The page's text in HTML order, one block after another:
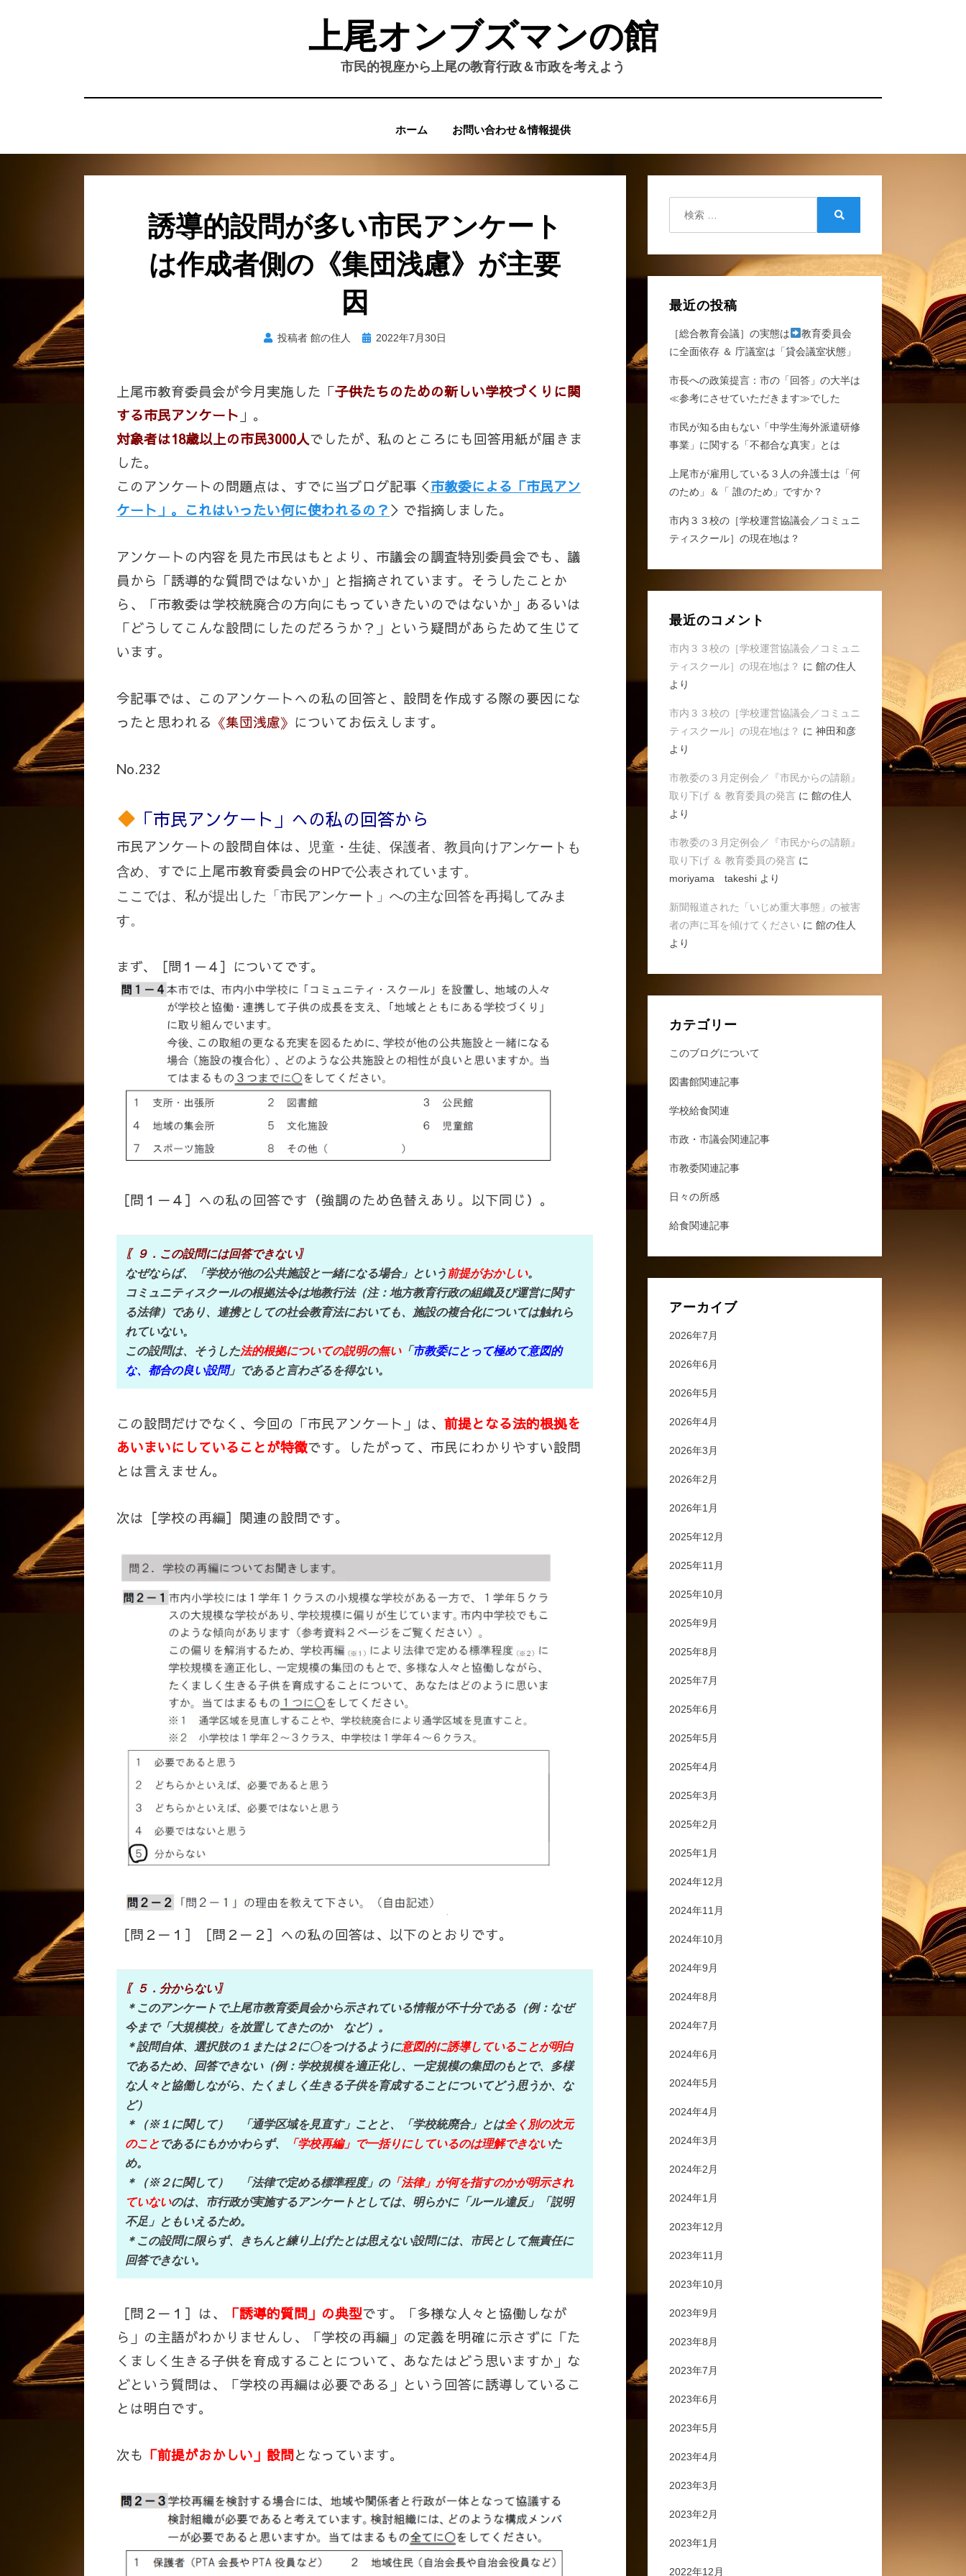
上尾オンブズマンの館
市民的視座から上尾の教育行政＆市政を考えよう
ホーム お問い合わせ＆情報提供
誘導的設問が多い市民アンケート
は作成者側の《集団浅慮》が主要
因
投稿者 館の住人
投 2022年7月30日
上尾市教育委員会が今月実施した 「子供たちのための新しい学校づくりに関
する市民アンケート 」。
対象者は18歳以上の市民3000人でしたが、私のところにも回答用紙が届きま
した。
このアンケートの問題点は、すでに当ブログ記事＜市教委による「市民アン
ケート」。これはいったい何に使われるの？＞で指摘しました。
アンケートの内容を見た市民はもとより、市議会の調査特別委員会でも、議
員から「誘導的な質問ではないか」と指摘されています。そうしたことか
ら、「市教委は学校統廃合の方向にもっていきたいのではないか」あるいは
「どうしてこんな設問にしたのだろうか？」という疑問があらためて生じて
います。
今記事では、このアンケートへの私の回答と、設問を作成する際の要因にな
ったと思われる 《集団浅慮》 についてお伝えします。
No.232
「市民アンケート」への私の回答から
市民アンケートの設問自体は、
児童・生徒、保護者、教員向けアンケートも
含め、 すでに上尾市教育委員会のHPで公表されています。
ここでは、私が提出した「市民アンケート」への主な回答を再掲してみま
す。
まず、［問１－４］についてです。
［問１－４］への私の回答です（強調のため色替えあり。以下同じ）。
〖９．この設問には回答できない〗
なぜならば、「学校が他の公共施設と一緒になる場合」という 前提がおかしい。
コミュニティスクールの根拠法令は地教行法（注：地方教育行政の組織及び運営に関す
る法律）であり、連携としての社会教育法においても、施設の複合化については触れら
れていない。
この設問は、そうした法的根拠についての説明の無い「 市教委にとって極めて意図的
な、都合の良い設問」であると言わざるを得ない。
この設問だけでなく、今回の「市民アンケート」は、 前提となる法的根拠を
あいまいにしていることが特徴です。したがって、市民にわかりやすい設問
とは言えません。
次は［学校の再編］関連の設問です。
［問２－１］［問２－２］への私の回答は、以下のとおりです。
〖５．分からない〗
＊このアンケートで上尾市教育委員会から示されている情報が不十分である（例：なぜ
今まで「大規模校」を放置してきたのか など）。
＊設問自体、選択肢の１または２に〇をつけるように意図的に誘導していることが明白
であるため、回答できない（例：学校規模を適正化し、一定規模の集団のもとで、多様
な人々と協働しながら、たくましく生きる子供を育成することについてどう思うか、な
ど）
＊（※１に関して） 「通学区域を見直す」ことと、「学校統廃合」とは全く別の次元
のことであるにもかかわらず、 「学校再編」で一括りにしているのは理解できないた
め。
＊（※２に関して） 「法律で定める標準程度」の「法律」が何を指すのかが明示され
ていないのは、市行政が実施するアンケートとしては、明らかに「ルール違反」「説明
不足」ともいえるため。
＊この設問に限らず、きちんと練り上げたとは思えない設問には、市民として無責任に
回答できない。
［問２－１］は、 「誘導的質問」の典型です。「多様な人々と協働しなが
ら」の主語がわかりませんし、「学校の再編」の定義を明確に示さずに「た
くましく生きる子供を育成することについて、あなたはどう思いますか」な
どという質問は、「学校の再編は必要である」という回答に誘導しているこ
とは明白です。
次も 「前提がおかしい」設問となっています。
最近の投稿
［総合教育会議］の実態は
教育委員会
に全面依存 ＆ 庁議室は「貸会議室状態」
市長への政策提言：市の「回答」の大半は
≪参考にさせていただきます≫でした
市民が知る由もない「中学生海外派遣研修
事業」に関する「不都合な真実」とは
上尾市が雇用している３人の弁護士は「何
のため」＆「 誰のため」ですか？
市内３３校の［学校運営協議会／コミュニ
ティスクール］の現在地は？
最近のコメント
市内３３校の［学校運営協議会／コミュニ
ティスクール］の現在地は？ に 館の住人
より
市内３３校の［学校運営協議会／コミュニ
ティスクール］の現在地は？ に 神田和彦
より
市教委の３月定例会／『市民からの請願』
取り下げ ＆ 教育委員の発言に 館の住人
より
市教委の３月定例会／『市民からの請願』
取り下げ ＆ 教育委員の発言に
moriyama takeshiより
新聞報道された「いじめ重大事態」の被害
者の声に耳を傾けてください に 館の住人
より
カテゴリー
このブログについて
図書館関連記事
学校給食関連
市政・市議会関連記事
市教委関連記事
日々の所感
給食関連記事
アーカイブ
2026年7月
2026年6月
2026年5月
2026年4月
2026年3月
2026年2月
2026年1月
2025年12月
2025年11月
2025年10月
2025年9月
2025年8月
2025年7月
2025年6月
2025年5月
2025年4月
2025年3月
2025年2月
2025年1月
2024年12月
2024年11月
2024年10月
2024年9月
2024年8月
2024年7月
2024年6月
2024年5月
2024年4月
2024年3月
2024年2月
2024年1月
2023年12月
2023年11月
2023年10月
2023年9月
2023年8月
2023年7月
2023年6月
2023年5月
2023年4月
2023年3月
2023年2月
2023年1月
2022年12月